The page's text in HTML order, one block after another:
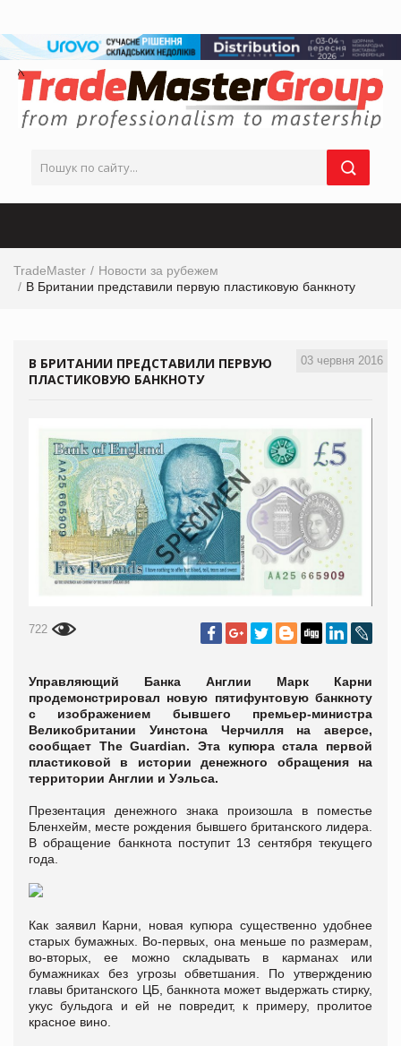
TradeMaster
Новости за рубежем
В Британии представили первую пластиковую банкноту
03 червня 2016
В БРИТАНИИ ПРЕДСТАВИЛИ ПЕРВУЮ
ПЛАСТИКОВУЮ БАНКНОТУ
722
Управляющий Банка Англии Марк Карни
продемонстрировал новую пятифунтовую банкноту
с изображением бывшего премьер-министра
Великобритании Уинстона Черчилля на аверсе,
сообщает The Guardian. Эта купюра стала первой
пластиковой в истории денежного обращения на
территории Англии и Уэльса.
Презентация денежного знака произошла в поместье
Бленхейм, месте рождения бывшего британского лидера.
В обращение банкнота поступит 13 сентября текущего
года.
Как заявил Карни, новая купюра существенно удобнее
старых бумажных. Во-первых, она меньше по размерам,
во-вторых, ее можно складывать в карманах или
бумажниках без угрозы обветшания. По утверждению
главы британского ЦБ, банкнота может выдержать стирку,
укус бульдога и ей не повредит, к примеру, пролитое
красное вино.